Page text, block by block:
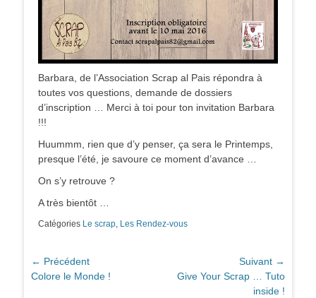
Barbara, de l’Association Scrap al Pais répondra à
toutes vos questions, demande de dossiers
d’inscription … Merci à toi pour ton invitation Barbara
!!!
Huummm, rien que d’y penser, ça sera le Printemps,
presque l’été, je savoure ce moment d’avance …
On s’y retrouve ?
A très bientôt …
Catégories Le scrap, Les Rendez-vous
Navigation
de
← Précédent
Article
Colore le Monde !
Suivant →
ArticleGive Your Scrap … Tuto
inside !